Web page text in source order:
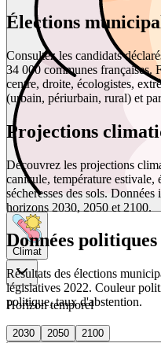
Climat
Horizon temporel
2030 2050
2100
Élections
Consultez les candidats
34 000 communes françaises.
centre, droite, écologistes,
(urbain, périurbain, rural) et
Projections
Découvrez les projections
canicule, température estivale,
sécheresses des sols.
horizons 2030, 2050 et 2100.
Données politiques
Résultats des élections
législatives 2022. Couleur
politique, taux d'abstention.